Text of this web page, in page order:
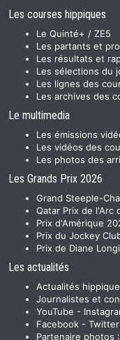
Les courses hippiques
Le Quinté+ / ZE5
Les partants et
Les résultats et
Les sélections du
Les lignes des
Les archives des
Le multimedia
Les émissions
Les vidéos des
Les photos des
Les Grands Prix 2026
Grand Steeple-
Qatar Prix de l'Arc
Prix d'Amérique
Prix du Jockey
Prix de Diane
Les actualités
Actualités
Journalistes et
YouTube -
Facebook - Twitter
Partenaire photos :